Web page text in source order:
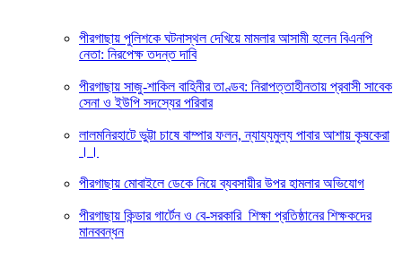
পীরগাছায় পুলিশকে ঘটনাস্থল দেখিয়ে মামলার আসামী হলেন বিএনপি
নেতা: নিরপেক্ষ তদন্ত দাবি
পীরগাছায় সাজু-শাকিল বাহিনীর তাণ্ডব: নিরাপত্তাহীনতায় প্রবাসী সাবেক
সেনা ও ইউপি সদস্যের পরিবার
লালমনিরহাটে ভুট্টা চাষে বাম্পার ফলন, ন্যায্যমুল্য পাবার আশায় কৃষকেরা
।।
পীরগাছায় মোবাইলে ডেকে নিয়ে ব্যবসায়ীর উপর হামলার অভিযোগ
পীরগাছায় কিন্ডার গার্টেন ও বে-সরকারি শিক্ষা প্রতিষ্ঠানের শিক্ষকদের
মানববন্ধন